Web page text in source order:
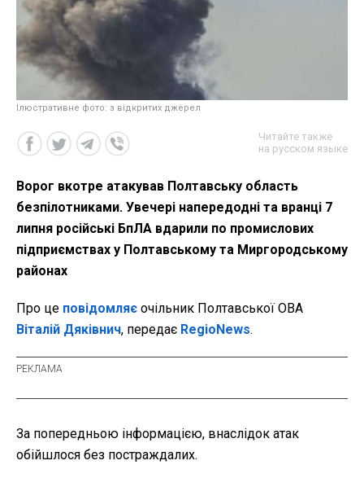
Ілюстративне фото: з відкритих джерел
Читайте также
на русском языке
Ворог вкотре атакував Полтавську область
безпілотниками. Увечері напередодні та вранці 7
липня російські БпЛА вдарили по промислових
підприємствах у Полтавському та Миргородському
районах
Про це повідомляє очільник Полтавської ОВА
Віталій Дяківнич, передає RegioNews.
За попередньою інформацією, внаслідок атак
обійшлося без постраждалих.